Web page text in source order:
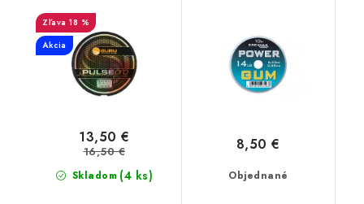
18 %
Akcia
Skladom (4 ks)
13,50 €
16,50 €
Objednané
8,50 €